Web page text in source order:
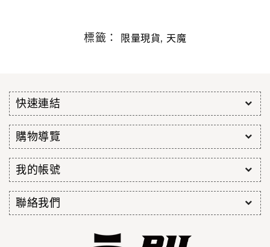
標籤： 限量現貨, 天魔
快速連結
購物導覽
我的帳號
聯絡我們